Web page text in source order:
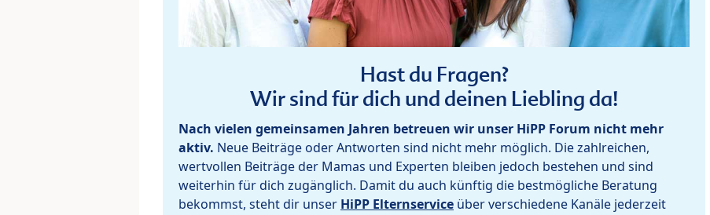
Hast du Fragen?
Wir sind für dich und deinen Liebling da!
Nach vielen gemeinsamen Jahren betreuen wir unser HiPP Forum nicht mehr
aktiv. Neue Beiträge oder Antworten sind nicht mehr möglich. Die zahlreichen,
wertvollen Beiträge der Mamas und Experten bleiben jedoch bestehen und sind
weiterhin für dich zugänglich. Damit du auch künftig die bestmögliche Beratung
bekommst, steht dir unser HiPP Elternservice über verschiedene Kanäle jederzeit